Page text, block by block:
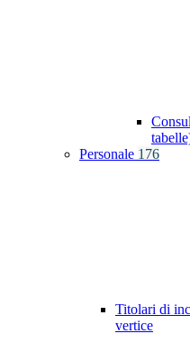
Personale 176
Titolari di
vertice